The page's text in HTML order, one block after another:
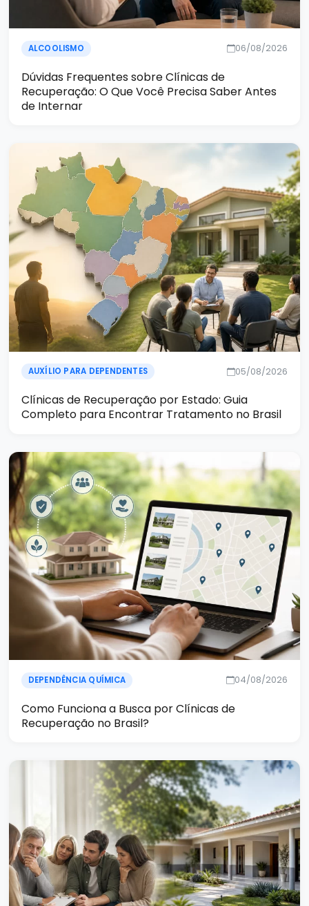
ALCOOLISMO 06/08/2026
Dúvidas Frequentes sobre Clínicas de
Recuperação: O Que Você Precisa Saber Antes
de Internar
AUXÍLIO PARA DEPENDENTES 05/08/2026
Clínicas de Recuperação por Estado: Guia
Completo para Encontrar Tratamento no Brasil
DEPENDÊNCIA QUÍMICA 04/08/2026
Como Funciona a Busca por Clínicas de
Recuperação no Brasil?